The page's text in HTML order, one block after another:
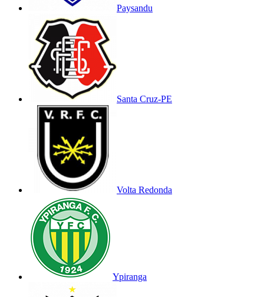
Paysandu
Santa Cruz-PE
Volta Redonda
Ypiranga